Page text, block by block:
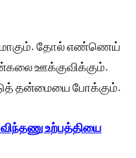
தோல் எண்ணெய்
ஊக்குவிக்கும்.
தன்மையை போக்கும்.
உற்பத்தியை